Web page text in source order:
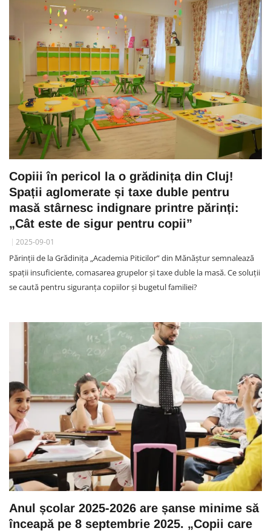
Copiii în pericol la o grădinița din Cluj!
Spații aglomerate și taxe duble pentru
masă stârnesc indignare printre părinți:
„Cât este de sigur pentru copii”
2025-09-01
Părinții de la Grădinița „Academia Piticilor” din Mănăștur semnalează
spații insuficiente, comasarea grupelor și taxe duble la masă. Ce soluții
se caută pentru siguranța copiilor și bugetul familiei?
Anul școlar 2025-2026 are șanse minime să
înceapă pe 8 septembrie 2025. „Copii care